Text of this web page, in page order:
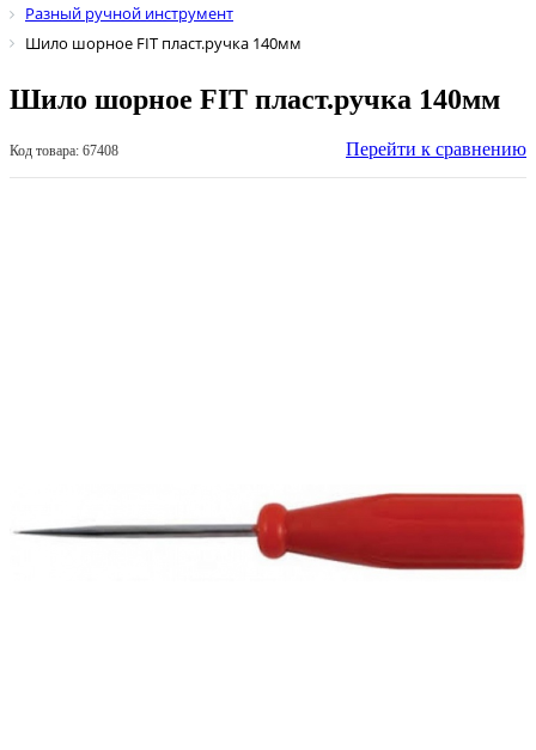
Разный ручной инструмент
Шило шорное FIT пласт.ручка 140мм
Шило шорное FIT пласт.ручка 140мм
Код товара: 67408 Перейти к сравнению